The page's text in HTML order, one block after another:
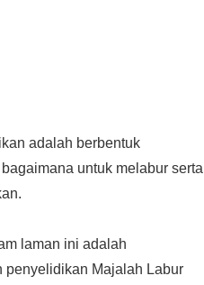
adalah berbentuk
untuk melabur serta
laman ini adalah
penyelidikan Majalah Labur